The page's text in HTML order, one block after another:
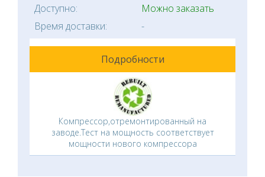
Доступно:
Можно заказать
Время доставки:
-
Подробности
Компрессор,отремонтированный на
заводе.Тест на мощность соответствует
мощности нового компрессора